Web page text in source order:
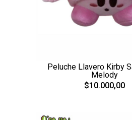
Peluche Llavero Kirby
Melody
$10.000,00